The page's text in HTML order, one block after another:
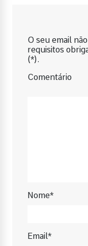
O seu email
requisitos
(*).
Comentário
Nome*
Email*